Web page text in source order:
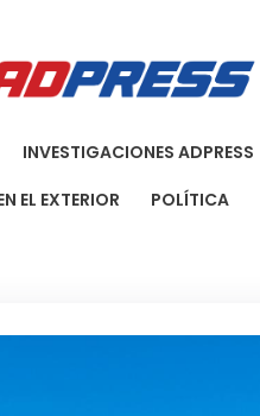
INVESTIGACIONES ADPRESS
EL EXTERIOR POLÍTICA